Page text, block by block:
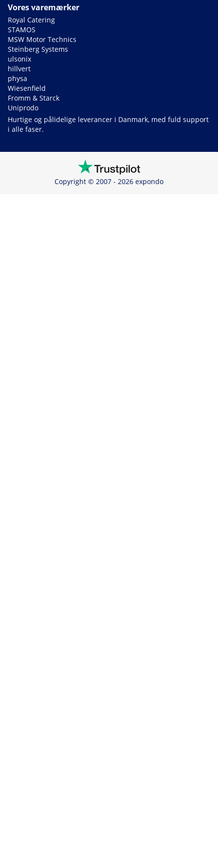
Vores varemærker
Royal Catering
STAMOS
MSW Motor Technics
Steinberg Systems
ulsonix
hillvert
physa
Wiesenfield
Fromm & Starck
Uniprodo
Hurtige og pålidelige leverancer i Danmark, med fuld support
i alle faser.
Copyright © 2007 - 2026 expondo